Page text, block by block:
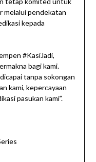
melalui pendekatan
kepada
#KasiJadi,
bagi kami.
tanpa sokongan
kami, kepercayaan
pasukan kami”.